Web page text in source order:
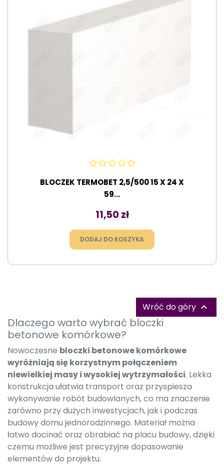
BLOCZEK TERMOBET 2,5/500 15 X 24 X
59...
Cena
11,50 zł
DODAJ DO KOSZYKA
Wróć do góry 
Dlaczego warto wybrać bloczki
betonowe komórkowe?
Nowoczesne bloczki betonowe komórkowe
wyróżniają się korzystnym połączeniem
niewielkiej masy i wysokiej wytrzymałości. Lekka
konstrukcja ułatwia transport oraz przyspiesza
wykonywanie robót budowlanych, co ma znaczenie
zarówno przy dużych inwestycjach, jak i podczas
budowy domu jednorodzinnego. Materiał można
łatwo docinać oraz obrabiać na placu budowy, dzięki
czemu możliwe jest precyzyjne dopasowanie
elementów do projektu.